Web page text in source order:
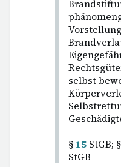
selbst
§ 15 StGB; §
StGB